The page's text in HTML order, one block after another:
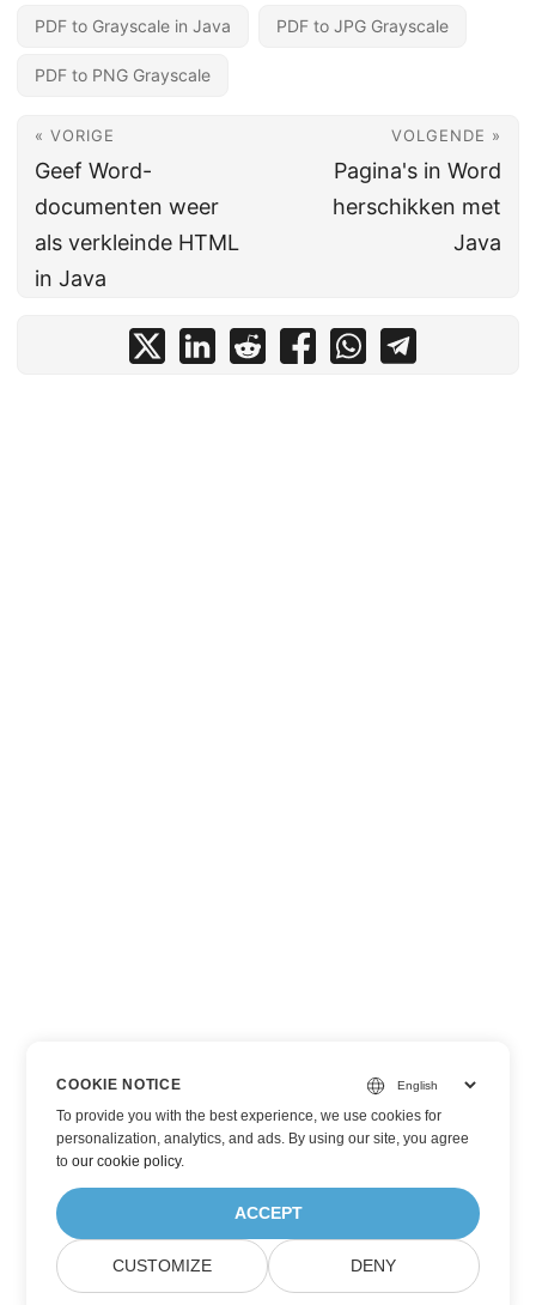
PDF to Grayscale in Java PDF to JPG Grayscale
PDF to PNG Grayscale
« VORIGE
Geef Word-
documenten weer
als verkleinde HTML
in Java
VOLGENDE »
Pagina's in Word
herschikken met
Java
COOKIE NOTICE
To provide you with the best experience, we use cookies for
personalization, analytics, and ads. By using our site, you agree
toour cookie policy.
ACCEPT
CUSTOMIZE DENY